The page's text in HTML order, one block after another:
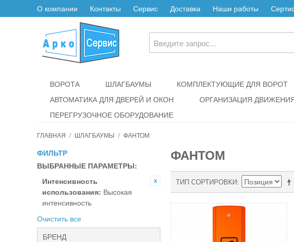
О компании Контакты Сервис Доставка Наши работы
ВОРОТА ШЛАГБАУМЫ КОМПЛЕКТУЮЩИЕ ДЛЯ ВОРОТ
АВТОМАТИКА ДЛЯ ДВЕРЕЙ И ОКОН
ОРГАНИЗАЦИЯ
ПЕРЕГРУЗОЧНОЕ ОБОРУДОВАНИЕ
ГЛАВНАЯ / ШЛАГБАУМЫ / ФАНТОМ
ФИЛЬТР
ВЫБРАННЫЕ ПАРАМЕТРЫ:
Интенсивность
использования: Высокая
интенсивность
Очистить все
БРЕНД
ФАНТОМ
ТИП СОРТИРОВКИ